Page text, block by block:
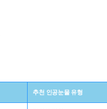
추천 인공눈물 유형